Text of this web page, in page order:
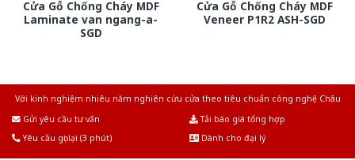
Cửa Gỗ Chống Cháy MDF
Laminate van ngang-a-
SGD
Cửa Gỗ Chống Cháy MDF
Veneer P1R2 ASH-SGD
Với kinh nghiệm nhiêu năm nghiên cứu cửa theo tiêu chuẩn công nghệ Châu
Gửi yêu cầu tư vấn
Tải báo giá tổng hợp
Yêu cầu gọi lại (3 phút)
Dành cho đại lý